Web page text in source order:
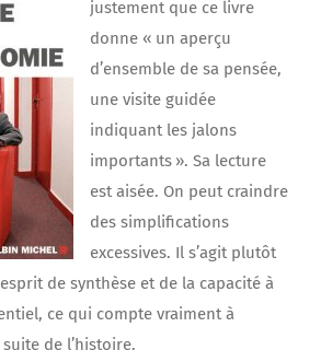
justement que ce livre
donne « un aperçu
d’ensemble de sa pensée,
une visite guidée
indiquant les jalons
importants ». Sa lecture
est aisée. On peut craindre
des simplifications
excessives. Il s’agit plutôt
de synthèse et de la capacité à
ce qui compte vraiment à
de l’histoire.